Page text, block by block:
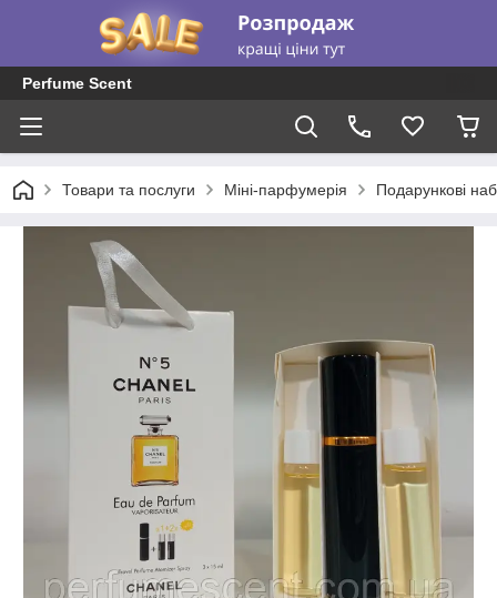
Perfume Scent
Товари та послуги Міні-парфумерія Подарункові